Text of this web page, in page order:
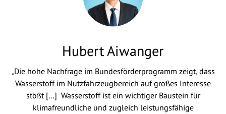
Hubert Aiwanger
„Die hohe Nachfrage im Bundesförderprogramm zeigt, dass
Wasserstoff im Nutzfahrzeugbereich auf großes Interesse
stößt […] Wasserstoff ist ein wichtiger Baustein für
klimafreundliche und zugleich leistungsfähige